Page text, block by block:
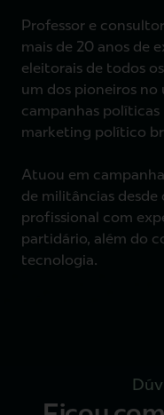
Professor e
mais de 20 anos de
eleitorais de todos
um dos pioneiros no
campanhas políticas
marketing político
Atuou em
de militâncias
profissional com
partidário, além do
tecnologia.